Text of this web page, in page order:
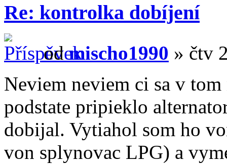
Re: kontrolka dobíjení
odmischo1990 » čtv
Neviem neviem ci sa v
podstate pripieklo
dobijal. Vytiahol som ho
von splynovac LPG) a